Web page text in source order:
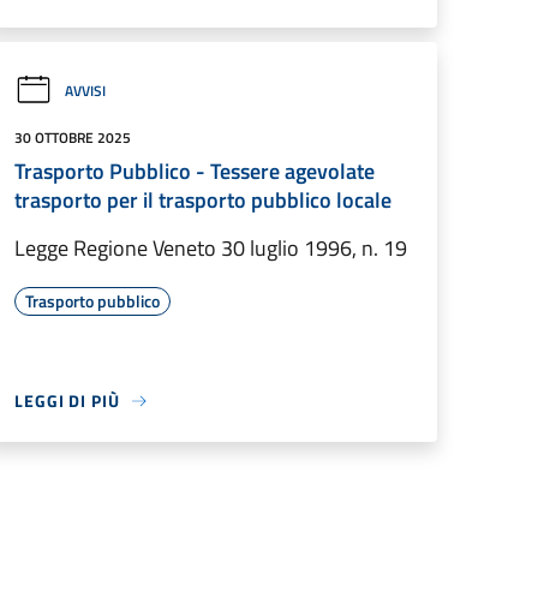
AVVISI
30 OTTOBRE 2025
Trasporto Pubblico - Tessere agevolate
trasporto per il trasporto pubblico locale
Legge Regione Veneto 30 luglio 1996, n. 19
Trasporto pubblico
LEGGI DI PIÙ